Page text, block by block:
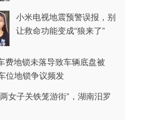
小米电视地震预警误报，别
让救命功能变成“狼来了”
费地锁未落导致车辆底盘被
位地锁争议频发
女子关铁笼游街”，湖南汨罗